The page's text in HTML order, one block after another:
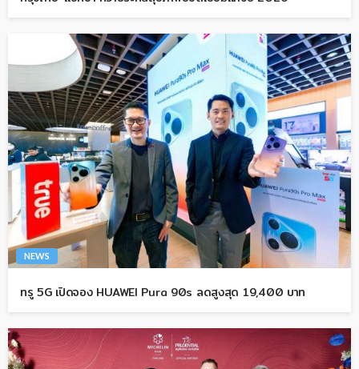
NEWS
ทรู 5G เปิดจอง HUAWEI Pura 90s ลดสูงสุด 19,400 บาท